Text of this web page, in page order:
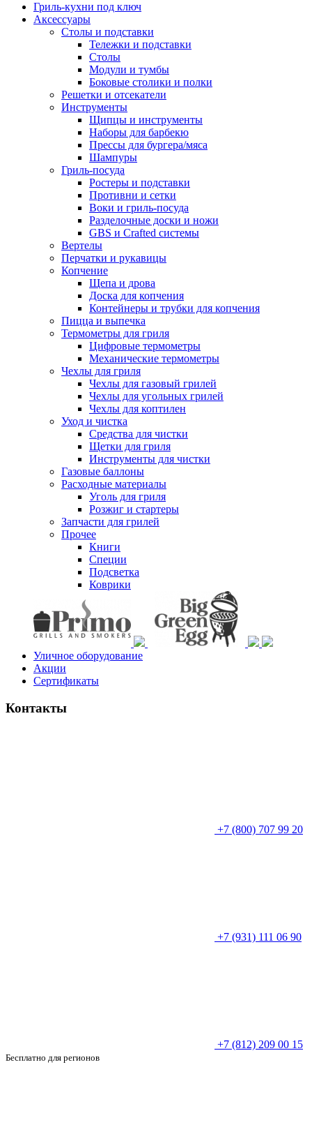
Гриль-кухни под ключ
Аксессуары
Столы и подставки
Тележки и подставки
Столы
Модули и тумбы
Боковые столики и полки
Решетки и отсекатели
Инструменты
Щипцы и инструменты
Наборы для барбекю
Прессы для бургера/мяса
Шампуры
Гриль-посуда
Ростеры и подставки
Противни и сетки
Воки и гриль-посуда
Разделочные доски и ножи
GBS и Crafted системы
Вертелы
Перчатки и рукавицы
Копчение
Щепа и дрова
Доска для копчения
Контейнеры и трубки для копчения
Пицца и выпечка
Термометры для гриля
Цифровые термометры
Механические термометры
Чехлы для гриля
Чехлы для газовый грилей
Чехлы для угольных грилей
Чехлы для коптилен
Уход и чистка
Средства для чистки
Щетки для гриля
Инструменты для чистки
Газовые баллоны
Расходные материалы
Уголь для гриля
Розжиг и стартеры
Запчасти для грилей
Прочее
Книги
Специи
Подсветка
Коврики
Уличное оборудование
Акции
Сертификаты
Контакты
+7 (800) 707 99 20
+7 (931) 111 06 90
+7 (812) 209 00 15
Бесплатно для регионов